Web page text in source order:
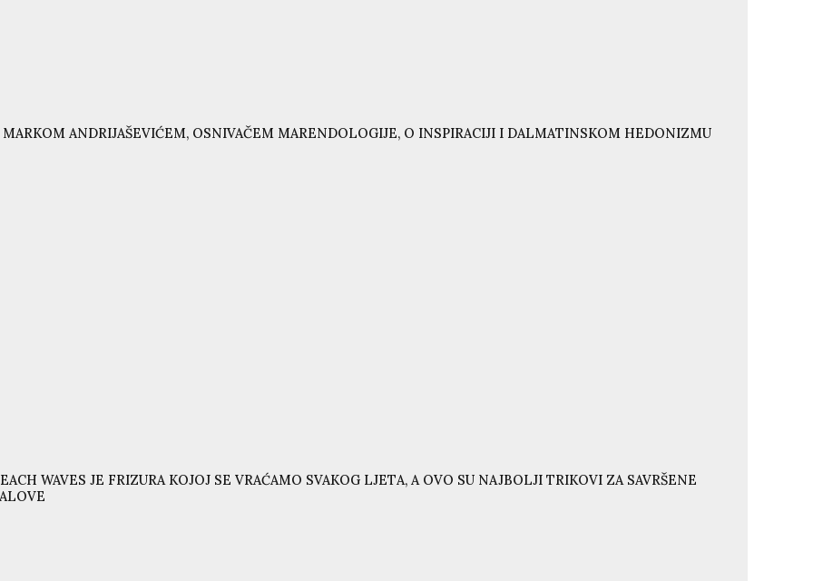
MARKOM ANDRIJAŠEVIĆEM, OSNIVAČEM MARENDOLOGIJE, O INSPIRACIJI I DALMATINSKOM HEDONIZMU
WAVES JE FRIZURA KOJOJ SE VRAĆAMO SVAKOG LJETA, A OVO SU NAJBOLJI TRIKOVI ZA SAVRŠENE